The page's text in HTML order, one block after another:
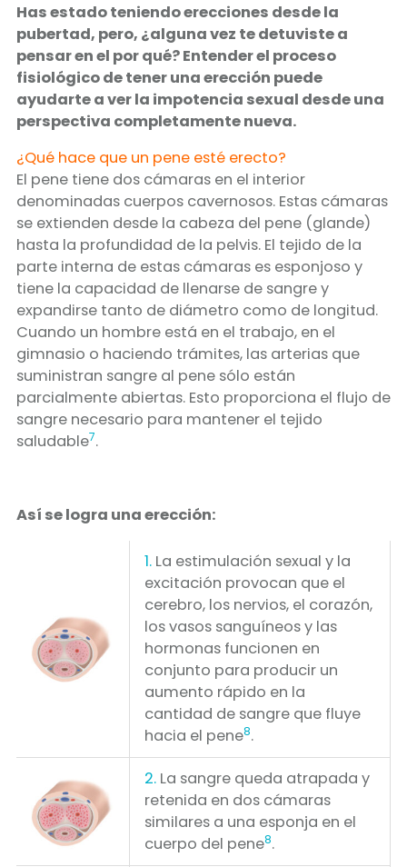
Has estado teniendo erecciones desde la
pubertad, pero, ¿alguna vez te detuviste a
pensar en el por qué? Entender el proceso
fisiológico de tener una erección puede
ayudarte a ver la impotencia sexual desde una
perspectiva completamente nueva.
¿Qué hace que un pene esté erecto?
El pene tiene dos cámaras en el interior
denominadas cuerpos cavernosos. Estas cámaras
se extienden desde la cabeza del pene (glande)
hasta la profundidad de la pelvis. El tejido de la
parte interna de estas cámaras es esponjoso y
tiene la capacidad de llenarse de sangre y
expandirse tanto de diámetro como de longitud.
Cuando un hombre está en el trabajo, en el
gimnasio o haciendo trámites, las arterias que
suministran sangre al pene sólo están
parcialmente abiertas. Esto proporciona el flujo de
sangre necesario para mantener el tejido
saludable7.
Así se logra una erección:
1. La estimulación sexual y la
excitación provocan que el
cerebro, los nervios, el corazón,
los vasos sanguíneos y las
hormonas funcionen en
conjunto para producir un
aumento rápido en la
cantidad de sangre que fluye
hacia el pene8.
2. La sangre queda atrapada y
retenida en dos cámaras
similares a una esponja en el
cuerpo del pene8.